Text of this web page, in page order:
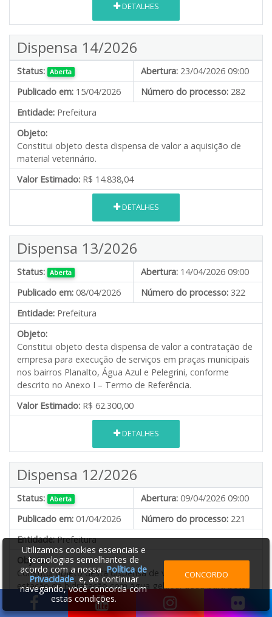
DETALHES
Dispensa 14/2026
Status: Aberta Abertura: 23/04/2026 09:00
Publicado em: 15/04/2026 Número do processo: 282
Entidade: Prefeitura
Objeto:
Constitui objeto desta dispensa de valor a aquisição de
material veterinário.
Valor Estimado: R$ 14.838,04
DETALHES
Dispensa 13/2026
Status: Aberta Abertura: 14/04/2026 09:00
Publicado em: 08/04/2026 Número do processo: 322
Entidade: Prefeitura
Objeto:
Constitui objeto desta dispensa de valor a contratação de
empresa para execução de serviços em praças municipais
nos bairros Planalto, Água Azul e Pelegrini, conforme
descrito no Anexo I – Termo de Referência.
Valor Estimado: R$ 62.300,00
DETALHES
Dispensa 12/2026
Status: Aberta Abertura: 09/04/2026 09:00
Publicado em: 01/04/2026 Número do processo: 221
Entidade:Prefeitura
Objeto:
Constitui objeto desta dispensa de valor a aquisição de
estação de hidratação com água gelada, água para pets,
água quente e aspersor refrescante, destinadas a atender
as necessidades existentes no Parque de Eventos Arnaldo
Utilizamos cookies essenciais e
tecnologias semelhantes de
acordo com a nossaPolítica de
Privacidadee, ao continuar
navegando, você concorda com
estas condições.
CONCORDO